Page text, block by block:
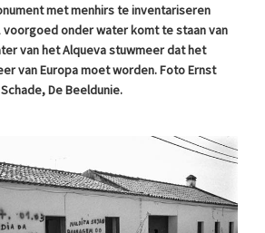
met menhirs te inventariseren
voorgoed onder water komt te staan van
van het Alqueva stuwmeer dat het
van Europa moet worden. Foto Ernst
Schade, De Beeldunie.